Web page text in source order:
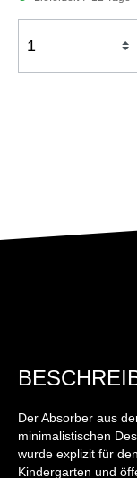
Der Absorber aus
minimalistischen
wurde explizit für
Kindergarten und